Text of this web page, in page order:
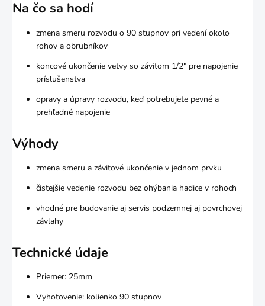
Na čo sa hodí
zmena smeru rozvodu o 90 stupnov pri vedení okolo
rohov a obrubníkov
koncové ukončenie vetvy so závitom 1/2" pre napojenie
príslušenstva
opravy a úpravy rozvodu, keď potrebujete pevné a
prehľadné napojenie
Výhody
zmena smeru a závitové ukončenie v jednom prvku
čistejšie vedenie rozvodu bez ohýbania hadice v rohoch
vhodné pre budovanie aj servis podzemnej aj povrchovej
závlahy
Technické údaje
Priemer: 25mm
Vyhotovenie: kolienko 90 stupnov